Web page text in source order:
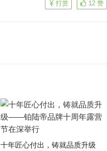
12 赞
打赏
十年匠心付出，铸就品质升级